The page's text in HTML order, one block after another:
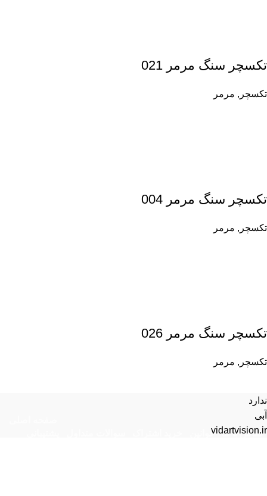
تکسچر سنگ مرمر 021
تکسچر , مرمر
تکسچر سنگ مرمر 004
تکسچر , مرمر
تکسچر سنگ مرمر 026
تکسچر , مرمر
ندارد
آبی
vidartvision.ir
تماس با ما
قوانین